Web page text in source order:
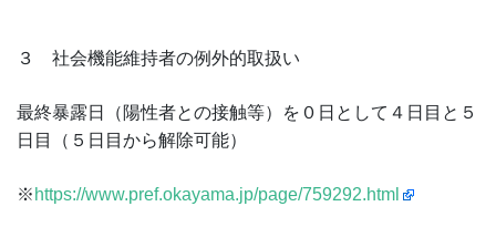
３ 社会機能維持者の例外的取扱い
最終暴露日（陽性者との接触等）を０日として４日目と５
日目（５日目から解除可能）
※ https://www.pref.okayama.jp/page/759292.html